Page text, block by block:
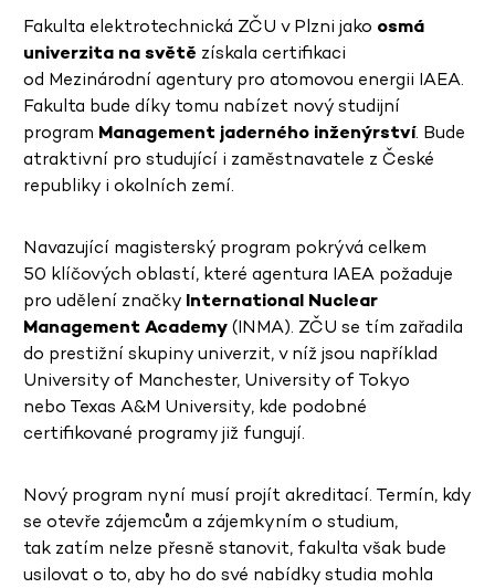
Fakulta elektrotechnická ZČU v Plzni jako osmá
univerzita na světě získala certifikaci
od Mezinárodní agentury pro atomovou energii IAEA.
Fakulta bude díky tomu nabízet nový studijní
program Management jaderného inženýrství. Bude
atraktivní pro studující i zaměstnavatele z České
republiky i okolních zemí.
Navazující magisterský program pokrývá celkem
50 klíčových oblastí, které agentura IAEA požaduje
pro udělení značky International Nuclear
Management Academy(INMA). ZČU se tím zařadila
do prestižní skupiny univerzit, v níž jsou například
University of Manchester, University of Tokyo
nebo Texas A&M University, kde podobné
certifikované programy již fungují.
Nový program nyní musí projít akreditací. Termín, kdy
se otevře zájemcům a zájemkyním o studium,
tak zatím nelze přesně stanovit, fakulta však bude
usilovat o to, aby ho do své nabídky studia mohla